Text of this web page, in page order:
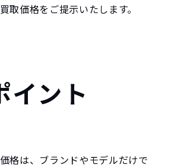
取価格をご提示いたします。
イント
格は、ブランドやモデルだけで